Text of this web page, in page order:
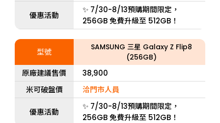
優惠活動
✨ 7/30-8/13預購期間限定，
256GB 免費升級至 512GB！
型號
SAMSUNG 三星 Galaxy Z Flip8
(256GB)
原廠建議售價
38,900
米可破盤價
洽門市人員
優惠活動
✨ 7/30-8/13預購期間限定，
256GB 免費升級至 512GB！